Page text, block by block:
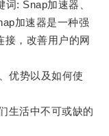
: Snap加速器、
加速器是一种强
接，改善用户的网
势以及如何使
活中不可或缺的